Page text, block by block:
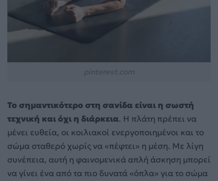
Το σημαντικότερο στη σανίδα είναι η σωστή
τεχνική και όχι η διάρκεια. Η πλάτη πρέπει να
μένει ευθεία, οι κοιλιακοί ενεργοποιημένοι και το
σώμα σταθερό χωρίς να «πέφτει» η μέση. Με λίγη
συνέπεια, αυτή η φαινομενικά απλή άσκηση μπορεί
να γίνει ένα από τα πιο δυνατά «όπλα» για το σώμα